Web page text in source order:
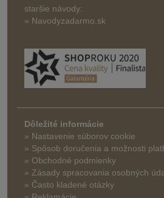
staršie návody:
» Navodyzadarmo.sk
Dôležité informácie
» Nastavenie súborov cookie
» Spôsob doručenia a možnosti
» Obchodné podmienky
» Zásady spracovania osobných
» Často kladené otázky